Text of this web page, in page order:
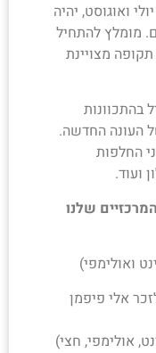
ואוגוסט, יהיה
מומלץ להתחיל
מצויינת
בהתכוונות
העונה החדשה.
החלפות
ועוד.
שלנו
ואולימפי)
אלי פיפמן
אולימפי, חצי)